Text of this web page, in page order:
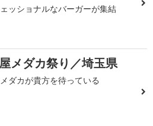
ッショナルなバーガーが集結
メダカ祭り／埼玉県
ダカが貴方を待っている